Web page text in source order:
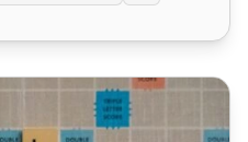
клиенти: Как се